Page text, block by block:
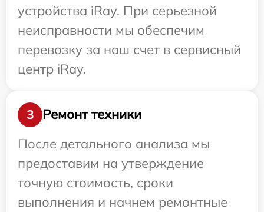
устройства iRay. При серьезной
неисправности мы обеспечим
перевозку за наш счет в сервисный
центр iRay.
3
Ремонт техники
После детального анализа мы
предоставим на утверждение
точную стоимость, сроки
выполнения и начнем ремонтные